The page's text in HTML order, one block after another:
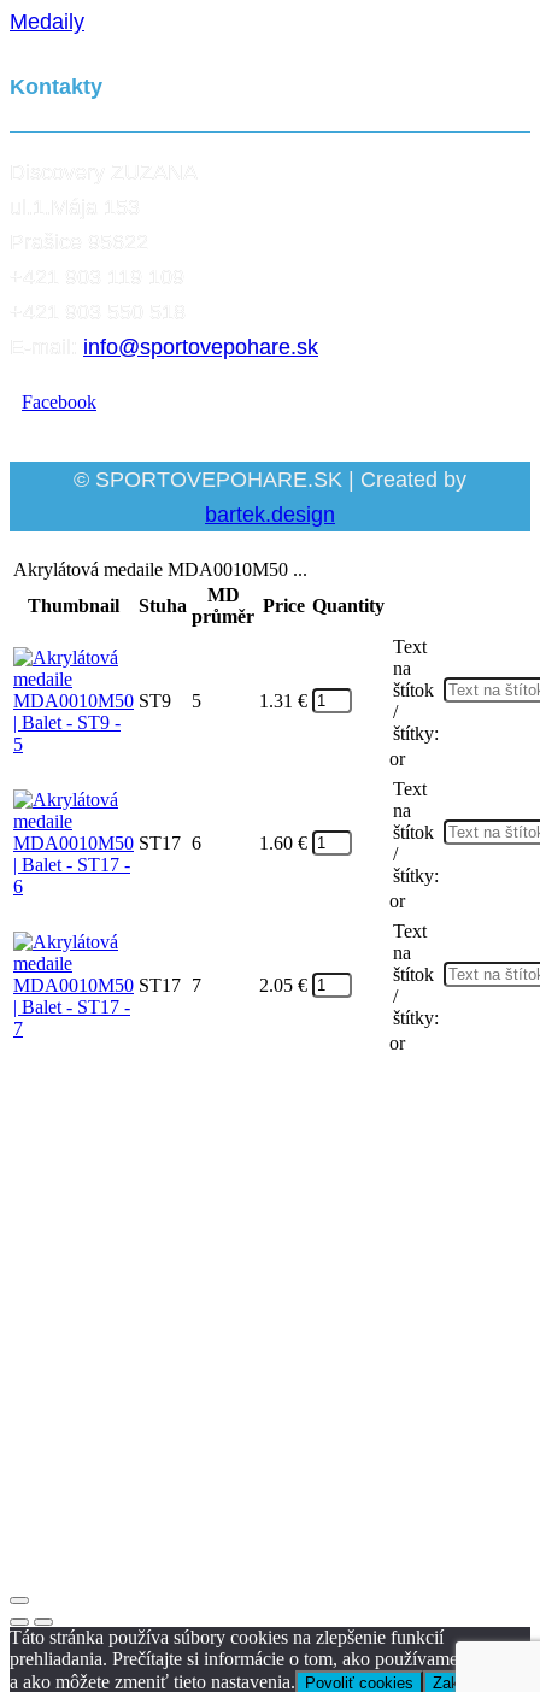
Medaily
Kontakty
info@sportovepohare.sk
Facebook
© SPORTOVEPOHARE.SK | Created by
bartek.design
Akrylátová medaile MDA0010M50 ...
Thumbnail
Stuha
MD
průměr
Price Quantity
ST9 5 1.31 €
Text
na
štítok
/
štítky:
or
ST17 6 1.60 €
Text
na
štítok
/
štítky:
or
ST17 7 2.05 €
Text
na
štítok
/
štítky:
or
Táto stránka používa súbory cookies na zlepšenie funkcií
prehliadania. Prečítajte si informácie o tom, ako používame cookies
a ako môžete zmeniť tieto nastavenia.
Povoliť cookies Zakázať